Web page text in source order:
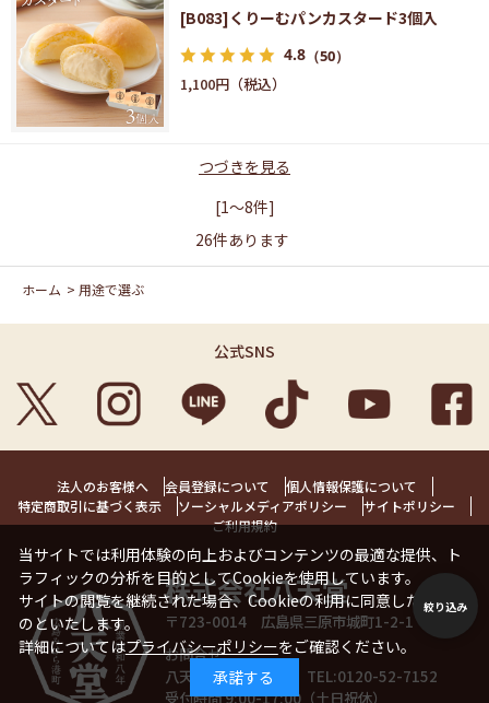
絞り込み
[B083]くりーむパンカスタード3個入
4.8 （50）
1,100円
つづきを見る
[1～8件]
26件あります
ホーム > 用途で選ぶ
公式SNS
法人のお客様へ 会員登録について
個人情報保護について
特定商取引に基づく表示
ソーシャルメディアポリシー
サイトポリシー
ご利用規約
株式会社八天堂
〒723-0014 広島県三原市城町1-2-1 1階
お問合せ
八天堂お客様相談室 TEL:0120-52-7152
受付時間 9:00-17:00（土日祝休）
当サイトでは利用体験の向上およびコンテンツの最適な提供、ト
ラフィックの分析を目的としてCookieを使用しています。
サイトの閲覧を継続された場合、Cookieの利用に同意したことも
のといたします。
詳細についてはプライバシーポリシーをご確認ください。
承諾する